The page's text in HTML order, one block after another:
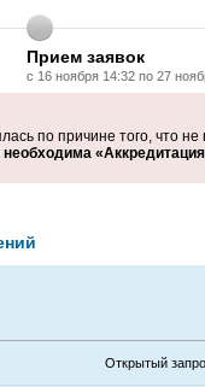
Прием заявок
с 16 ноября 14:32 по 27
по причине того, что не
Открытый